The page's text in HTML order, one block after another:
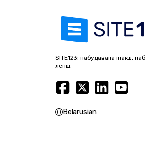
SITE123: пабудавана інакш,
лепш.
Belarusian